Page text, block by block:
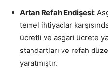
Artan Refah Endişesi:
temel ihtiyaçlar
ücretli ve asgari ücrete
standartları ve refah
yaratmıştır.